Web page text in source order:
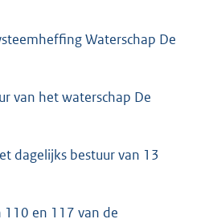
Waterschap De
van het waterschap De
dagelijks bestuur van 13
en 117 van de